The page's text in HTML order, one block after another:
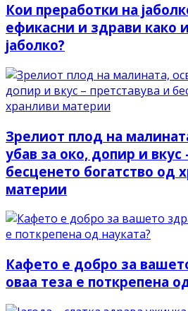
Кои преработки на
ефикасни и здрави како
јаболко?
Зрелиот плод на
убав за око, допир и вкус
бесценето богатство од
материи
Кафето е добро за
оваа теза е поткрепена